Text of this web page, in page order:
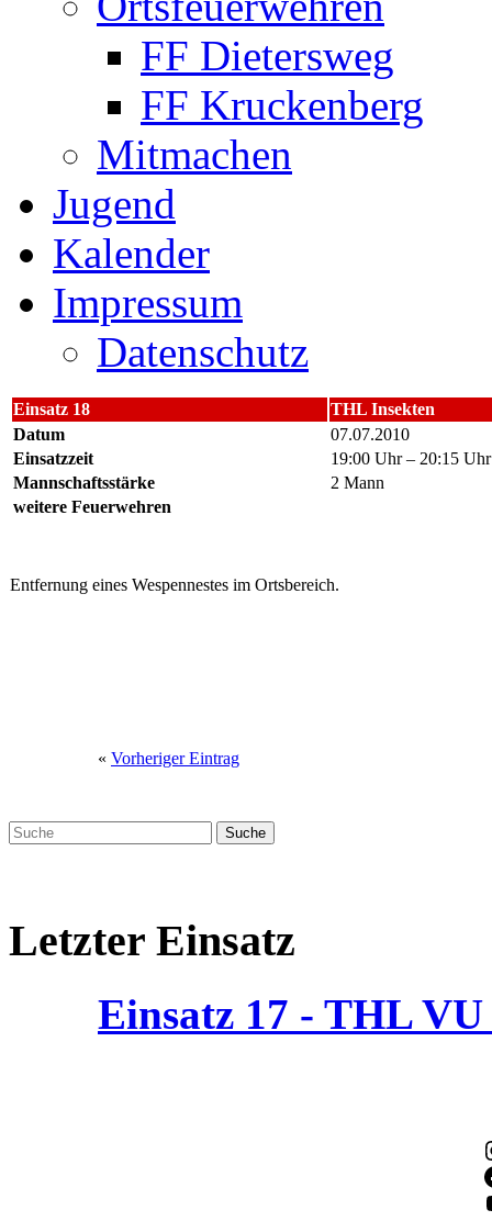
FF Dietersweg
FF Kruckenberg
Mitmachen
Jugend
Kalender
Impressum
Datenschutz
Einsatz 18
THL Insekten
Datum
07.07.2010
Einsatzzeit
19:00 Uhr – 20:15 Uhr
Mannschaftsstärke
2 Mann
weitere Feuerwehren
Entfernung eines Wespennestes im Ortsbereich.
« Vorheriger Eintrag
Letzter Einsatz
Einsatz 17 - THL